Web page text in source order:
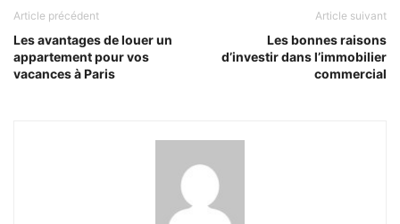
Article précédent
Les avantages de louer un
appartement pour vos
vacances à Paris
Article suivant
Les bonnes raisons
d’investir dans l’immobilier
commercial